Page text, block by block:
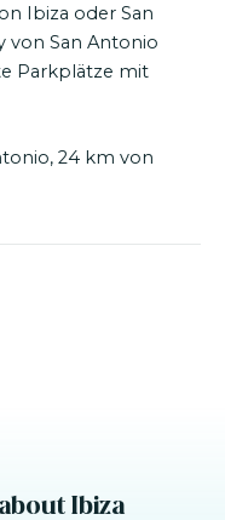
Ibiza oder San
von San Antonio
Parkplätze mit
24 km von
Ibiza